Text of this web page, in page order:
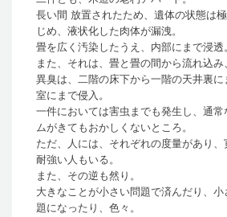
長い間 放置されたため、遺体の状態は
じめ、液状化した肉体が漏洩。
畳を広く汚染したうえ、内部にまで浸透
また、それは、畳と畳の間から流れ込み
異臭は、二階の床下から一階の天井裏
室にまで侵入。
一件においては害虫までも発生し、通
ムがきてもおかしくないところ。
ただ、人には、それぞれの度量があり
耐強い人もいる。
また、その逆も然り。
大きなことが小さい問題で済んだり、小
題になったり、色々。